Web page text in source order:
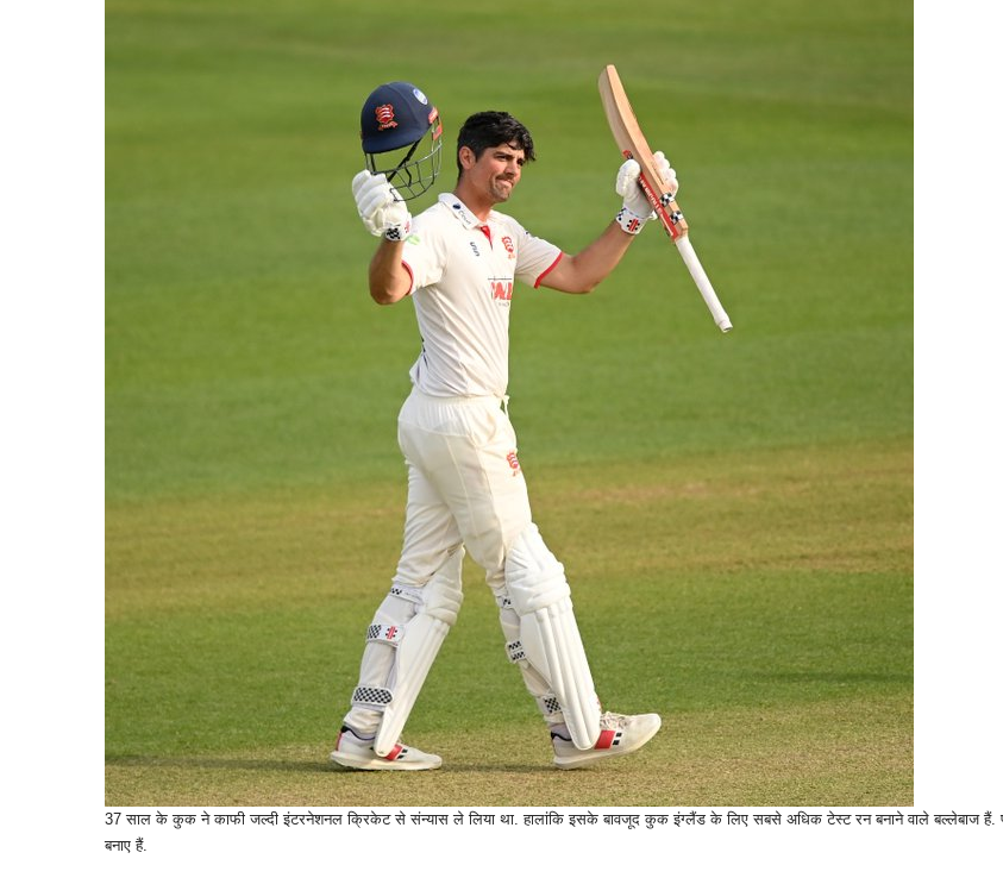
37 साल के कुक ने काफी जल्दी इंटरनेशनल क्रिकेट से संन्यास ले लिया था. हालांकि इसके बावजूद कुक इंग्लैंड के लिए सबसे अधिक टेस्ट रन बनाने वाले बल्लेबाज
बनाए हैं.